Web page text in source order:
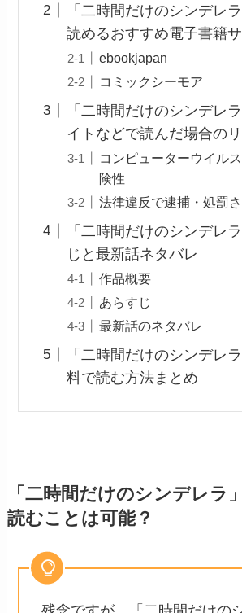
「二時間だけのシンデレ
読めるおすすめ電子書籍
ebookjapan
コミックシーモア
「二時間だけのシンデレ
イトなどで読んだ場合の
コンピューターウイル
険性
法律違反で逮捕・処罰
「二時間だけのシンデレ
じと最新話ネタバレ
作品概要
あらすじ
最新話のネタバレ
「二時間だけのシンデレ
料で読む方法まとめ
「二時間だけのシンデレラ
読むことは可能？